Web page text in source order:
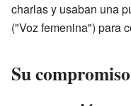
charlas y usaban una
("Voz femenina") para
Su